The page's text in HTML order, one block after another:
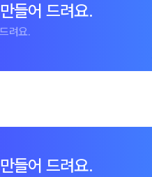
들어 드려요.
려요.
들어 드려요.